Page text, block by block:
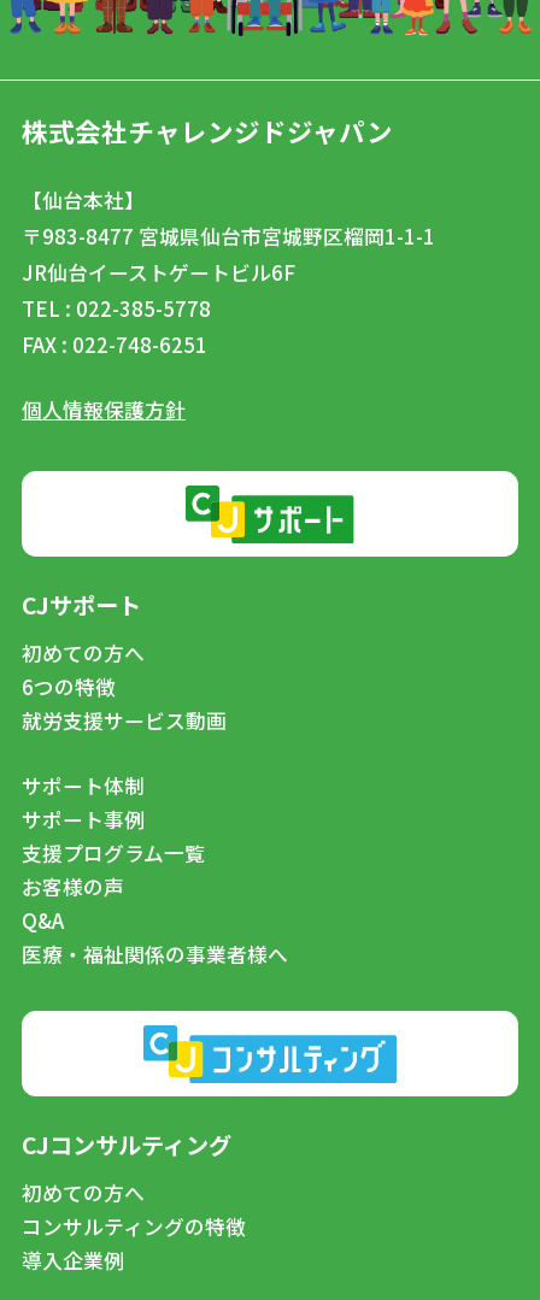
株式会社チャレンジドジャパン
【仙台本社】
〒983-8477 宮城県仙台市宮城野区榴岡1-1-1
JR仙台イーストゲートビル6F
TEL : 022-385-5778
FAX : 022-748-6251
個人情報保護方針
CJサポート
初めての方へ
6つの特徴
就労支援サービス動画
サポート体制
サポート事例
支援プログラム一覧
お客様の声
Q&A
医療・福祉関係の事業者様へ
CJコンサルティング
初めての方へ
コンサルティングの特徴
導入企業例